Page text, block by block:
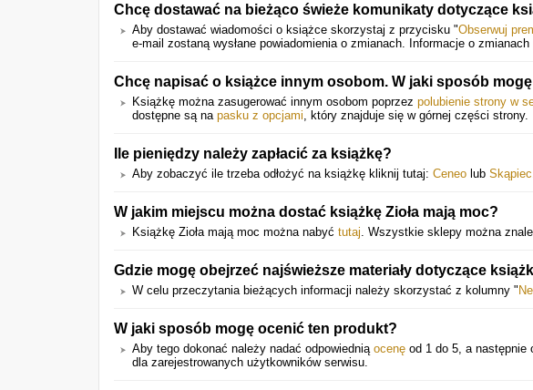
Chcę dostawać na bieżąco świeże komunikaty dotyczące
Aby dostawać wiadomości o książce skorzystaj z przycisku "Obserwuj
e-mail zostaną wysłane powiadomienia o zmianach. Informacje o
Chcę napisać o książce innym osobom. W jaki sposób
Książkę można zasugerować innym osobom poprzez polubienie strony w
dostępne są na pasku z opcjami, który znajduje się w górnej części strony.
Ile pieniędzy należy zapłacić za książkę?
Aby zobaczyć ile trzeba odłożyć na książkę kliknij tutaj: Ceneo lub Skąpiec
W jakim miejscu można dostać książkę Zioła mają moc?
Książkę Zioła mają moc można nabyć tutaj. Wszystkie sklepy można
Gdzie mogę obejrzeć najświeższe materiały dotyczące
W celu przeczytania bieżących informacji należy skorzystać z kolumny "
W jaki sposób mogę ocenić ten produkt?
Aby tego dokonać należy nadać odpowiednią ocenę od 1 do 5, a następnie
dla zarejestrowanych użytkowników serwisu.